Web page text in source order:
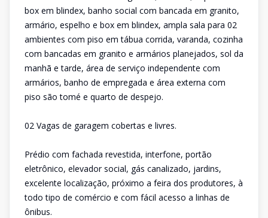
box em blindex, banho social com bancada em granito,
armário, espelho e box em blindex, ampla sala para 02
ambientes com piso em tábua corrida, varanda, cozinha
com bancadas em granito e armários planejados, sol da
manhã e tarde, área de serviço independente com
armários, banho de empregada e área externa com
piso são tomé e quarto de despejo.
02 Vagas de garagem cobertas e livres.
Prédio com fachada revestida, interfone, portão
eletrônico, elevador social, gás canalizado, jardins,
excelente localização, próximo a feira dos produtores, à
todo tipo de comércio e com fácil acesso a linhas de
ônibus.